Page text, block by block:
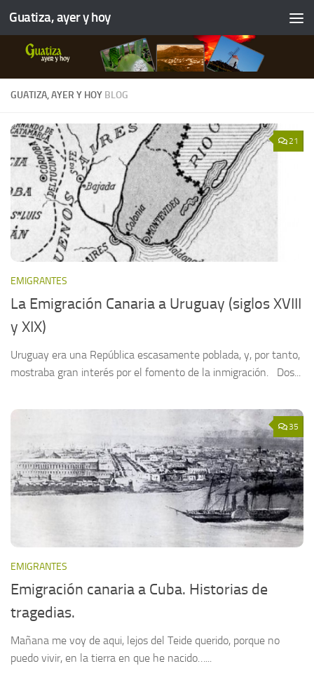
Guatiza, ayer y hoy
GUATIZA, AYER Y HOY BLOG
21
EMIGRANTES
La Emigración Canaria a Uruguay (siglos XVIII
y XIX)
Uruguay era una República escasamente poblada, y, por tanto,
mostraba gran interés por el fomento de la inmigración. Dos...
35
EMIGRANTES
Emigración canaria a Cuba. Historias de
tragedias.
Mañana me voy de aqui, lejos del Teide querido, porque no
puedo vivir, en la tierra en que he nacido…...